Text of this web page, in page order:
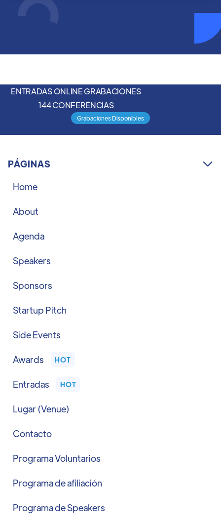
ENTRADAS ONLINE GRABACIONES
144 CONFERENCIAS
Grabaciones Disponibles
PÁGINAS 
Home
About
Agenda
Speakers
Sponsors
Startup Pitch
Side Events
Awards HOT
Entradas HOT
Lugar (Venue)
Contacto
Programa Voluntarios
Programa de afiliación
Programa de Speakers